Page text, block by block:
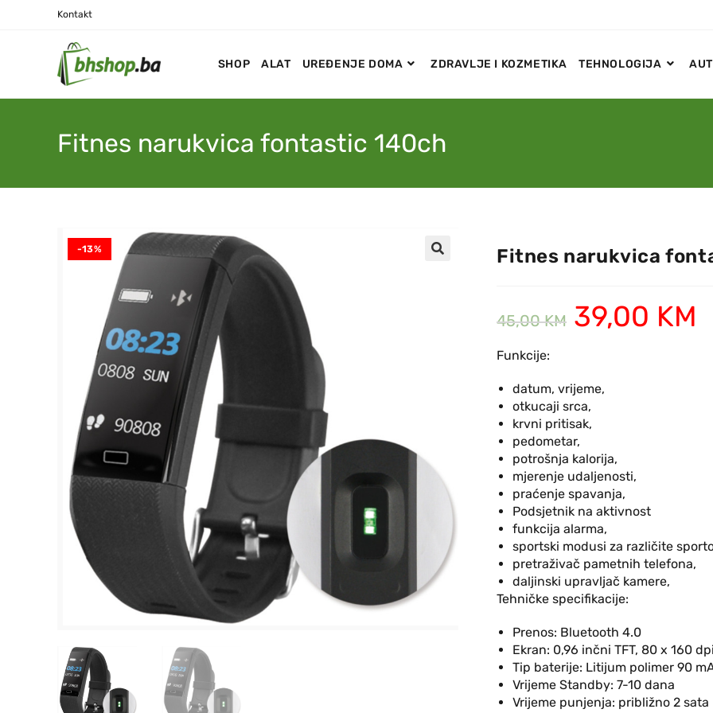
Kontakt
SHOP ALAT UREĐENJE DOMA ZDRAVLJE I KOZMETIKA TEHNOLOGIJA
Fitnes narukvica fontastic 140ch
-13% Fitnes narukvica
45,00KM 39,00 KM
Funkcije:
datum, vrijeme,
otkucaji srca,
krvni pritisak,
pedometar,
potrošnja kalorija,
mjerenje udaljenosti,
praćenje spavanja,
Podsjetnik na aktivnost
funkcija alarma,
sportski modusi za različite
pretraživač pametnih telefona,
daljinski upravljač kamere,
Tehničke specifikacije:
Prenos: Bluetooth 4.0
Ekran: 0,96 inčni TFT, 80 x 160 dpi
Tip baterije: Litijum polimer 90
Vrijeme Standby: 7-10 dana
Vrijeme punjenja: približno 2 sata